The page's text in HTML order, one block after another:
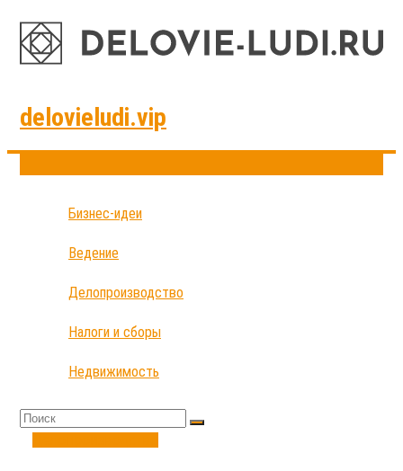
delovieludi.vip
Бизнес-идеи
Ведение
Делопроизводство
Налоги и сборы
Недвижимость